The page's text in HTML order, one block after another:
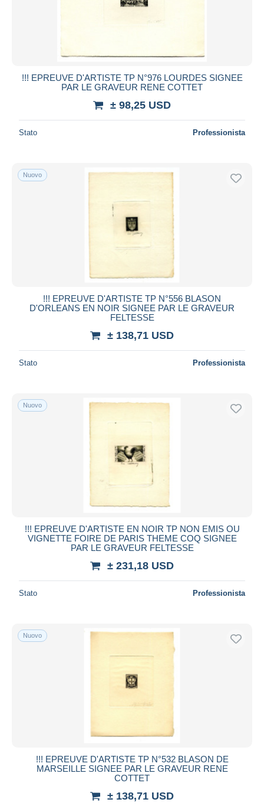
!!! EPREUVE D'ARTISTE TP N°976 LOURDES SIGNEE
PAR LE GRAVEUR RENE COTTET
± 98,25 USD
Stato Professionista
Nuovo
!!! EPREUVE D'ARTISTE TP N°556 BLASON
D'ORLEANS EN NOIR SIGNEE PAR LE GRAVEUR
FELTESSE
± 138,71 USD
Stato Professionista
Nuovo
!!! EPREUVE D'ARTISTE EN NOIR TP NON EMIS OU
VIGNETTE FOIRE DE PARIS THEME COQ SIGNEE
PAR LE GRAVEUR FELTESSE
± 231,18 USD
Stato Professionista
Nuovo
!!! EPREUVE D'ARTISTE TP N°532 BLASON DE
MARSEILLE SIGNEE PAR LE GRAVEUR RENE
COTTET
± 138,71 USD